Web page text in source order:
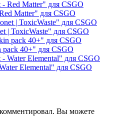
Matter" для CSGO
| ToxicWaste" для CSGO
40+" для CSGO
Elemental" для CSGO
Вы можете